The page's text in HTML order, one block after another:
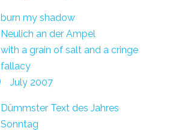
burn my shadow
Neulich an der Ampel
with a grain of salt and a cringe
fallacy
July 2007
Dümmster Text des Jahres
Sonntag